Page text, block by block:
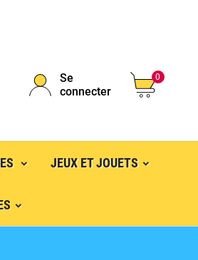
Se
connecter
0
JEUX ET JOUETS